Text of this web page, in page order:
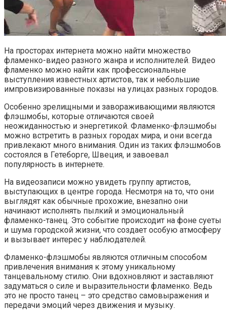
На просторах интернета можно найти множество
фламенко-видео разного жанра и исполнителей. Видео
фламенко можно найти как профессиональные
выступления известных артистов, так и небольшие
импровизированные показы на улицах разных городов.
Особенно зрелищными и завораживающими являются
флэшмобы, которые отличаются своей
неожиданностью и энергетикой. Фламенко-флэшмобы
можно встретить в разных городах мира, и они всегда
привлекают много внимания. Один из таких флэшмобов
состоялся в Гетеборге, Швеция, и завоевал
популярность в интернете.
На видеозаписи можно увидеть группу артистов,
выступающих в центре города. Несмотря на то, что они
выглядят как обычные прохожие, внезапно они
начинают исполнять пылкий и эмоциональный
фламенко-танец. Это событие происходит на фоне суеты
и шума городской жизни, что создает особую атмосферу
и вызывает интерес у наблюдателей.
Фламенко-флэшмобы являются отличным способом
привлечения внимания к этому уникальному
танцевальному стилю. Они вдохновляют и заставляют
задуматься о силе и выразительности фламенко. Ведь
это не просто танец – это средство самовыражения и
передачи эмоций через движения и музыку.